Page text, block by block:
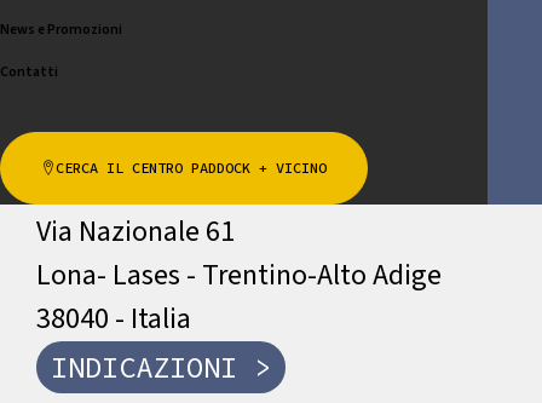
News e Promozioni
Contatti
CERCA IL CENTRO PADDOCK + VICINO
CHIAMA
Indirizzo
Via Nazionale 61
Lona- Lases - Trentino-Alto Adige
38040 - Italia
INDICAZIONI >